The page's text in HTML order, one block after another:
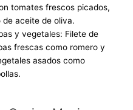
tomates frescos picados,
aceite de oliva.
y vegetales: Filete de
frescas como romero y
asados como